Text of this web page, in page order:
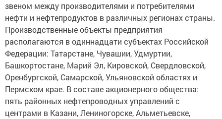
звеном между производителями и потребителями
нефти и нефтепродуктов в различных регионах страны.
Производственные объекты предприятия
располагаются в одиннадцати субъектах Российской
Федерации: Татарстане, Чувашии, Удмуртии,
Башкортостане, Марий Эл, Кировской, Свердловской,
Оренбургской, Самарской, Ульяновской областях и
Пермском крае. В составе акционерного общества:
пять районных нефтепроводных управлений с
центрами в Казани, Лениногорске, Альметьевске,